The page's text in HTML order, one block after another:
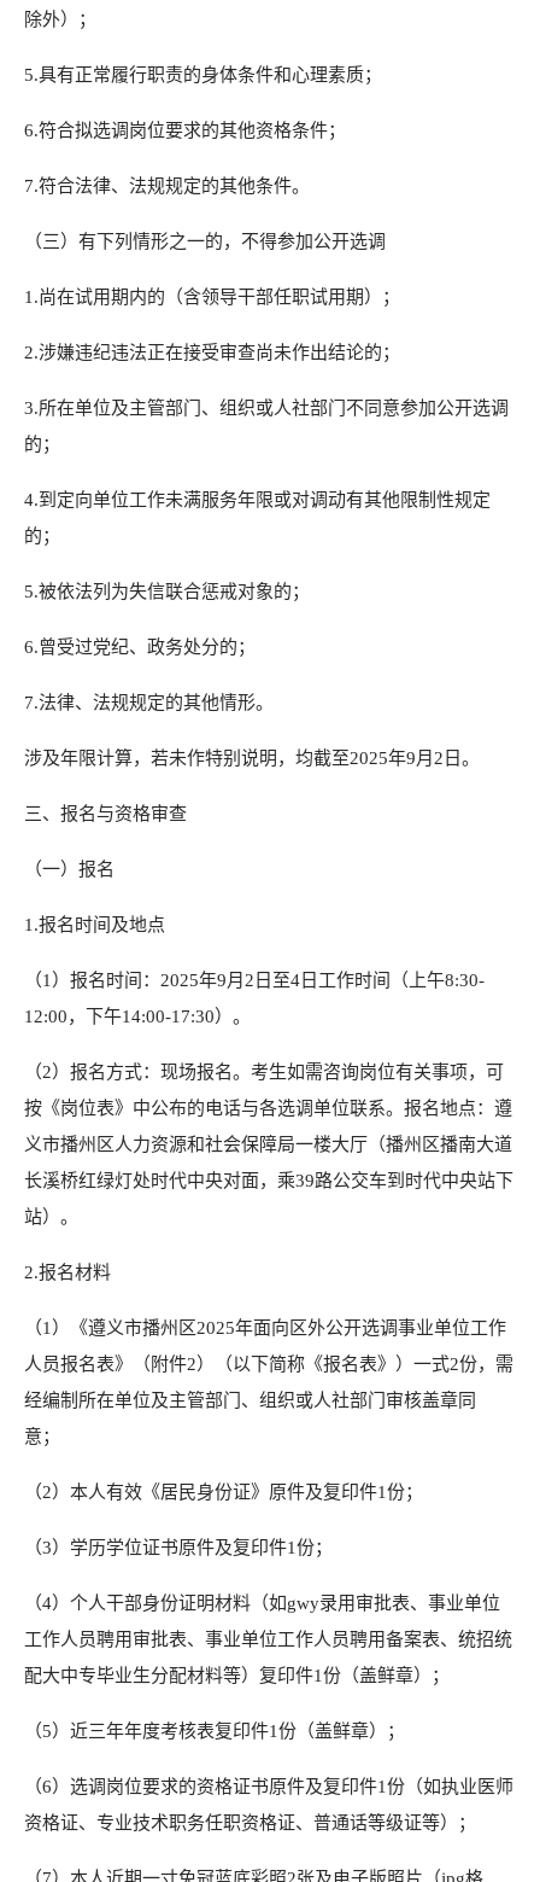
除外）；
5.具有正常履行职责的身体条件和心理素质；
6.符合拟选调岗位要求的其他资格条件；
7.符合法律、法规规定的其他条件。
（三）有下列情形之一的，不得参加公开选调
1.尚在试用期内的（含领导干部任职试用期）；
2.涉嫌违纪违法正在接受审查尚未作出结论的；
3.所在单位及主管部门、组织或人社部门不同意参加公开选调
的；
4.到定向单位工作未满服务年限或对调动有其他限制性规定
的；
5.被依法列为失信联合惩戒对象的；
6.曾受过党纪、政务处分的；
7.法律、法规规定的其他情形。
涉及年限计算，若未作特别说明，均截至2025年9月2日。
三、报名与资格审查
（一）报名
1.报名时间及地点
（1）报名时间：2025年9月2日至4日工作时间（上午8:30-
12:00，下午14:00-17:30）。
（2）报名方式：现场报名。考生如需咨询岗位有关事项，可
按《岗位表》中公布的电话与各选调单位联系。报名地点：遵
义市播州区人力资源和社会保障局一楼大厅（播州区播南大道
长溪桥红绿灯处时代中央对面，乘39路公交车到时代中央站下
站）。
2.报名材料
（1）《遵义市播州区2025年面向区外公开选调事业单位工作
人员报名表》（附件2）（以下简称《报名表》）一式2份，需
经编制所在单位及主管部门、组织或人社部门审核盖章同
意；
（2）本人有效《居民身份证》原件及复印件1份；
（3）学历学位证书原件及复印件1份；
（4）个人干部身份证明材料（如gwy录用审批表、事业单位
工作人员聘用审批表、事业单位工作人员聘用备案表、统招统
配大中专毕业生分配材料等）复印件1份（盖鲜章）；
（5）近三年年度考核表复印件1份（盖鲜章）；
（6）选调岗位要求的资格证书原件及复印件1份（如执业医师
资格证、专业技术职务任职资格证、普通话等级证等）；